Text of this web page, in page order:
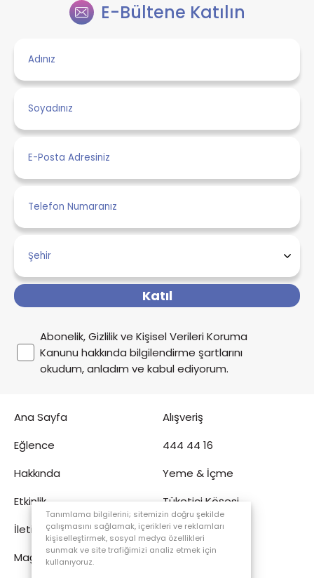
E-Bültene Katılın
Katıl
Abonelik, Gizlilik ve Kişisel Verileri Koruma
Kanunu hakkında bilgilendirme şartlarını
okudum, anladım ve kabul ediyorum.
Ana Sayfa
Alışveriş
Eğlence
444 44 16
Hakkında
Yeme & İçme
Etkinlik
Tüketici Köşesi
İletişim
Sinema
Mağaza
Tanımlama bilgilerini; sitemizin doğru şekilde
çalışmasını sağlamak, içerikleri ve reklamları
kişiselleştirmek, sosyal medya özellikleri
sunmak ve site trafiğimizi analiz etmek için
kullanıyoruz.